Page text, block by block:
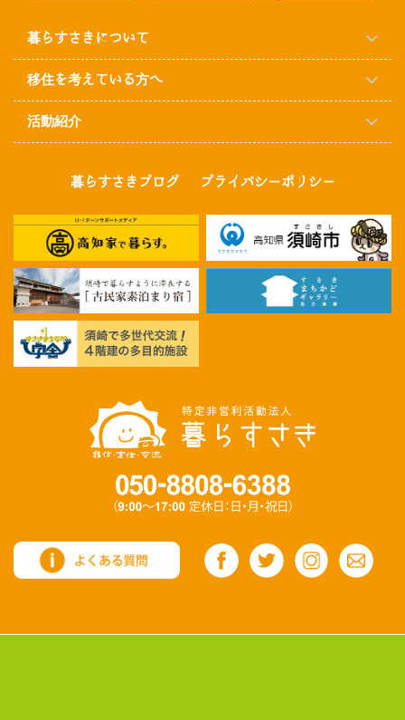
暮らすさきについて
移住を考えている方へ
活動紹介
暮らすさきブログ プライバシーポリシー